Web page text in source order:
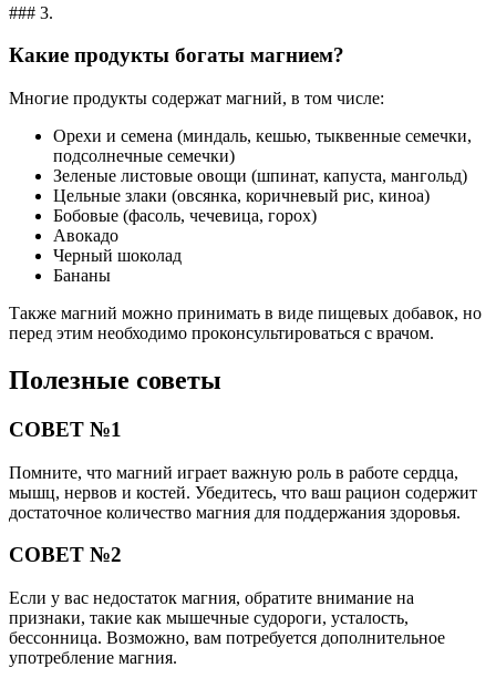
### 3.
Какие продукты богаты магнием?
Многие продукты содержат магний, в том числе:
Орехи и семена (миндаль, кешью, тыквенные семечки,
подсолнечные семечки)
Зеленые листовые овощи (шпинат, капуста, мангольд)
Цельные злаки (овсянка, коричневый рис, киноа)
Бобовые (фасоль, чечевица, горох)
Авокадо
Черный шоколад
Бананы
Также магний можно принимать в виде пищевых добавок, но
перед этим необходимо проконсультироваться с врачом.
Полезные советы
СОВЕТ №1
Помните, что магний играет важную роль в работе сердца,
мышц, нервов и костей. Убедитесь, что ваш рацион содержит
достаточное количество магния для поддержания здоровья.
СОВЕТ №2
Если у вас недостаток магния, обратите внимание на
признаки, такие как мышечные судороги, усталость,
бессонница. Возможно, вам потребуется дополнительное
употребление магния.